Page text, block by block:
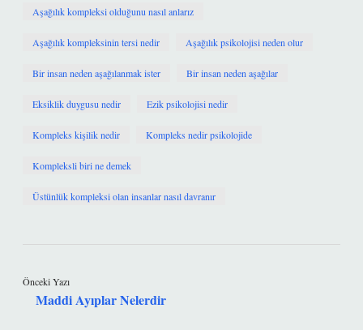
Aşağılık kompleksi olduğunu nasıl anlarız
Aşağılık kompleksinin tersi nedir Aşağılık psikolojisi neden olur
Bir insan neden aşağılanmak ister Bir insan neden aşağılar
Eksiklik duygusu nedir Ezik psikolojisi nedir
Kompleks kişilik nedir Kompleks nedir psikolojide
Kompleksli biri ne demek
Üstünlük kompleksi olan insanlar nasıl davranır
Önceki Yazı
Maddi Ayıplar Nelerdir